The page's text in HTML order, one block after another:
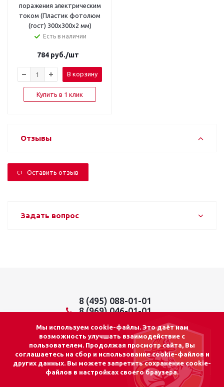
поражения электрическим
током (Пластик фотолюм
(гост) 300х300х2 мм)
Есть в наличии
784 руб./шт
В корзину
Купить в 1 клик
Отзывы
Оставить отзыв
Задать вопрос
8 (495) 088-01-01
8 (969) 046-01-01
© 2026 «ЛИДЕР 01»
Мы используем cookie-файлы. Это даёт нам
возможность улучшать взаимодействие с
пользователем. Продолжая просмотр сайта, Вы
соглашаетесь на сбор и использование cookie-файлов и
других данных. Вы можете запретить сохранение cookie-
файлов в настройках своего браузера.